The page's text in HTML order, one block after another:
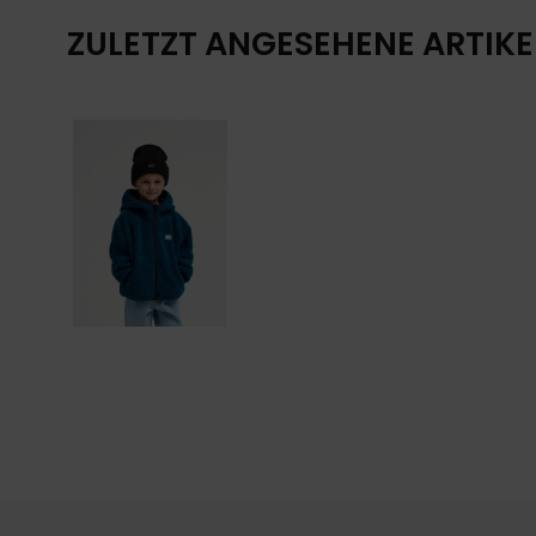
ZULETZT ANGESEHENE